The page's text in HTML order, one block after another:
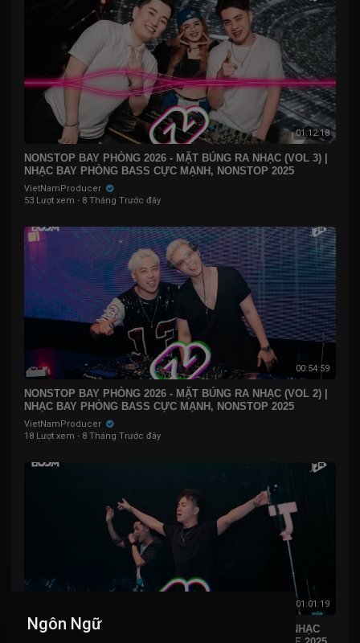
01:12:18
NONSTOP BAY PHÒNG 2026 - MẶT BÚNG RA NHẠC (VOL 3) |
NHẠC BAY PHÒNG BASS CỰC MẠNH, NONSTOP 2025
VietNamProducer
53 Lượt xem · 8 Tháng Trước đây
00:54:59
NONSTOP BAY PHÒNG 2026 - MẶT BÚNG RA NHẠC (VOL 2) |
NHẠC BAY PHÒNG BASS CỰC MẠNH, NONSTOP 2025
VietNamProducer
18 Lượt xem · 8 Tháng Trước đây
01:01:19
NONSTOP BAY PHÒNG 2026 - MẶT BÚNG RA NHẠC | NHẠC
Ngôn Ngữ